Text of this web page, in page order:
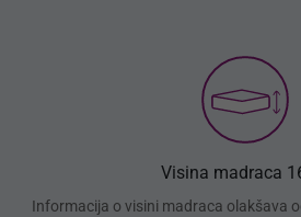
Visina madraca
Informacija o visini madraca olakšava